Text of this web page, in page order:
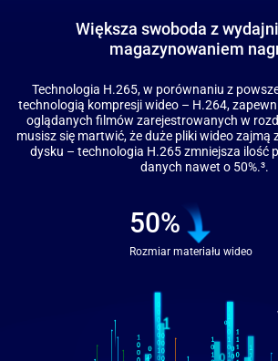
Większa swoboda z
magazynowaniem
Technologia H.265, w porównaniu z
technologią kompresji wideo – H.264,
oglądanych filmów zarejestrowanych w
musisz się martwić, że duże pliki wideo zajmą
dysku – technologia H.265 zmniejsza ilość
danych nawet o 50%.³.
50%
Rozmiar materiału wideo